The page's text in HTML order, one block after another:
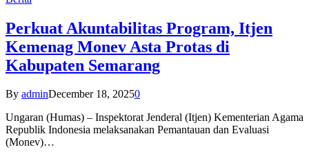
Perkuat Akuntabilitas Program, Itjen
Kemenag Monev Asta Protas di
Kabupaten Semarang
By adminDecember 18, 20250
Ungaran (Humas) – Inspektorat Jenderal (Itjen) Kementerian Agama
Republik Indonesia melaksanakan Pemantauan dan Evaluasi
(Monev)…